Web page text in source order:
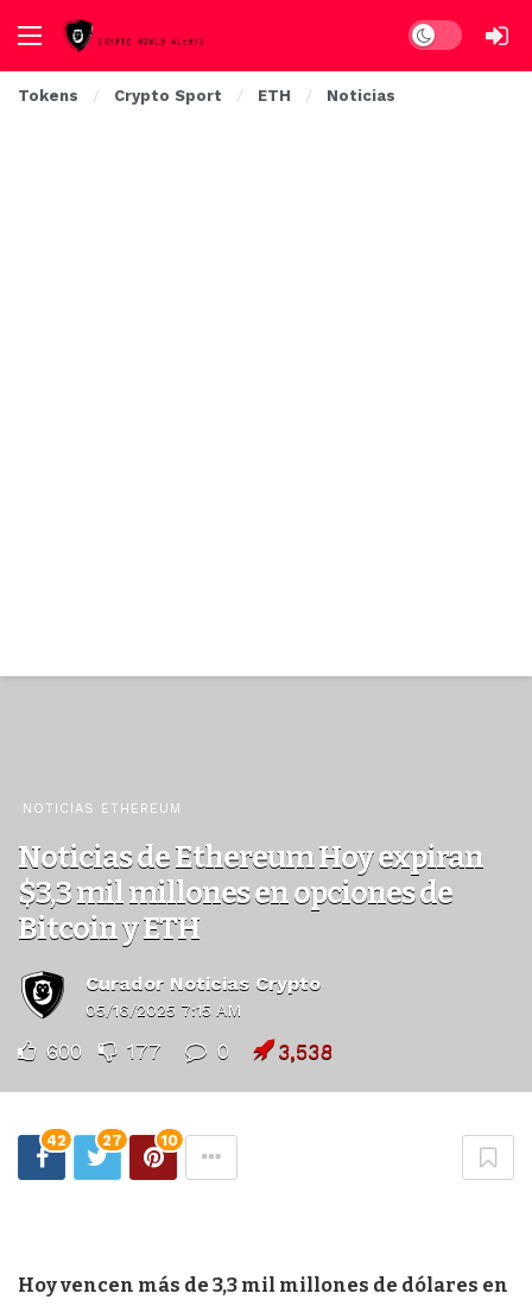
Dark mode
Tokens Crypto Sport ETH Noticias
NOTICIAS ETHEREUM
Noticias de Ethereum Hoy expiran
$3,3 mil millones en opciones de
Bitcoin y ETH
Curador Noticias Crypto
05/16/2025 7:15 AM
600 177 0 3,538
42 27 10
Hoy vencen más de 3,3 mil millones de dólares en